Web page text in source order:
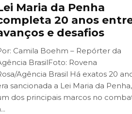
Maria da Penha
20 anos
e desafios
Camila Boehm – Repórter da
BrasilFoto: Rovena
Agência Brasil Há exatos 20
sancionada a Lei Maria da Penha,
dos principais marcos no